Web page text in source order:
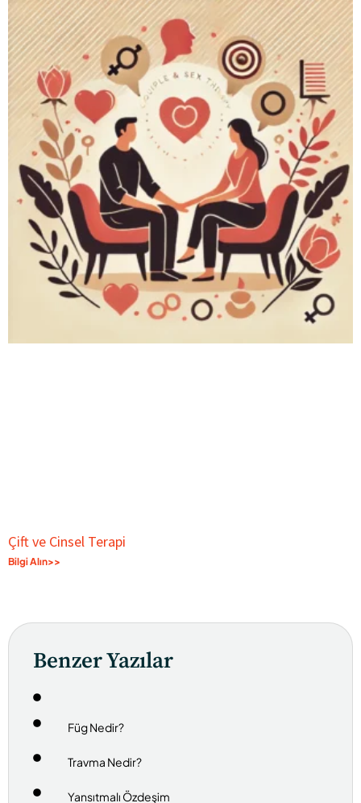
Çift ve Cinsel Terapi
Bilgi Alın>>
Benzer Yazılar
Füg Nedir?
Travma Nedir?
Yansıtmalı Özdeşim